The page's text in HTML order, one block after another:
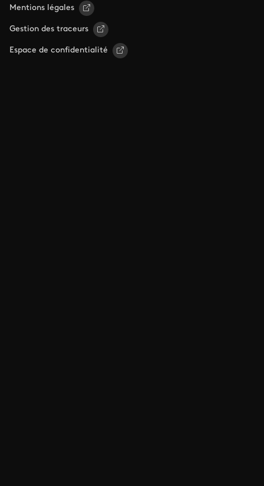
Mentions légales
Gestion des traceurs
Espace de confidentialité